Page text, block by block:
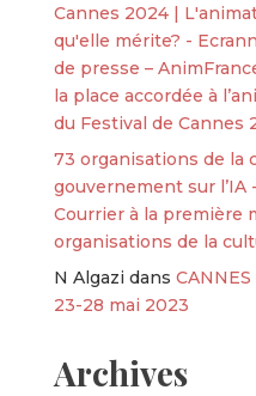
Cannes 2024 |
qu'elle mérite? -
de presse –
la place accordée à
du Festival de Cannes
73 organisations de
gouvernement sur l’IA
Courrier à la première
organisations de la
N Algazi dans
23-28 mai 2023
Archives